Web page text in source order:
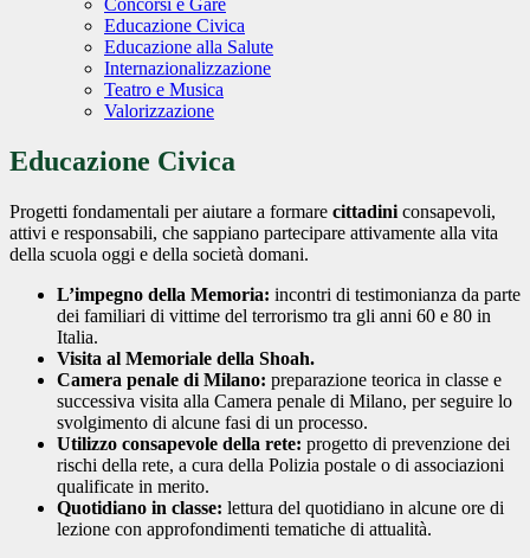
Concorsi e Gare
Educazione Civica
Educazione alla Salute
Internazionalizzazione
Teatro e Musica
Valorizzazione
Educazione Civica
Progetti fondamentali per aiutare a formare cittadini consapevoli,
attivi e responsabili, che sappiano partecipare attivamente alla vita
della scuola oggi e della società domani.
L’impegno della Memoria: incontri di testimonianza da parte
dei familiari di vittime del terrorismo tra gli anni 60 e 80 in
Italia.
Visita al Memoriale della Shoah.
Camera penale di Milano: preparazione teorica in classe e
successiva visita alla Camera penale di Milano, per seguire lo
svolgimento di alcune fasi di un processo.
Utilizzo consapevole della rete: progetto di prevenzione dei
rischi della rete, a cura della Polizia postale o di associazioni
qualificate in merito.
Quotidiano in classe: lettura del quotidiano in alcune ore di
lezione con approfondimenti tematiche di attualità.